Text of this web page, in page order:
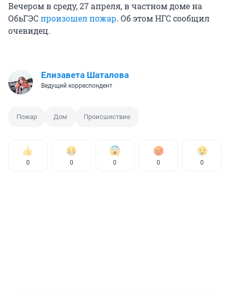
Вечером в среду, 27 апреля, в частном доме на
ОбьГЭСпроизошел пожар. Об этом НГС сообщил
очевидец.
Елизавета Шаталова
Ведущий корреспондент
Пожар Дом Происшествие
0 0 0 0 0